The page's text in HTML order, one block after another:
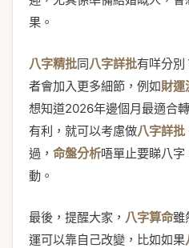
果。
八字精批同八字詳批有咩分別
者會加入更多細節，例如財運
想知道2026年邊個月最適合
有利，就可以考慮做八字詳批
過， 命盤分析唔單止要睇八
動。
最後，提醒大家， 八字算命雖
運可以靠自己改變，比如如果